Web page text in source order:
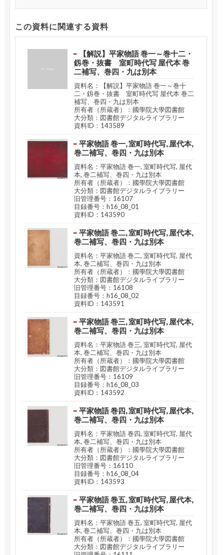
この資料に関連する資料
【解説】平家物語 巻一～巻十二・
釼巻・抜書 室町時代写 屋代本 巻
二補写、巻四・九は別本
資料名：【解説】平家物語 巻一～巻十
二・釼巻・抜書 室町時代写 屋代本 巻二
補写、巻四・九は別本
所有者（所蔵者）：國學院大學図書館
大分類：図書館デジタルライブラリー
資料ID：143589
平家物語 巻一, 室町時代写, 屋代本,
巻二補写、巻四・九は別本
資料名：平家物語 巻一, 室町時代写, 屋代
本, 巻二補写、巻四・九は別本
所有者（所蔵者）：國學院大學図書館
大分類：図書館デジタルライブラリー
旧管理番号：16107
目録番号：h16_08_01
資料ID：143590
平家物語 巻二, 室町時代写, 屋代本,
巻二補写、巻四・九は別本
資料名：平家物語 巻二, 室町時代写, 屋代
本, 巻二補写、巻四・九は別本
所有者（所蔵者）：國學院大學図書館
大分類：図書館デジタルライブラリー
旧管理番号：16108
目録番号：h16_08_02
資料ID：143591
平家物語 巻三, 室町時代写, 屋代本,
巻二補写、巻四・九は別本
資料名：平家物語 巻三, 室町時代写, 屋代
本, 巻二補写、巻四・九は別本
所有者（所蔵者）：國學院大學図書館
大分類：図書館デジタルライブラリー
旧管理番号：16109
目録番号：h16_08_03
資料ID：143592
平家物語 巻四, 室町時代写, 屋代本,
巻二補写、巻四・九は別本
資料名：平家物語 巻四, 室町時代写, 屋代
本, 巻二補写、巻四・九は別本
所有者（所蔵者）：國學院大學図書館
大分類：図書館デジタルライブラリー
旧管理番号：16110
目録番号：h16_08_04
資料ID：143593
平家物語 巻五, 室町時代写, 屋代本,
巻二補写、巻四・九は別本
資料名：平家物語 巻五, 室町時代写, 屋代
本, 巻二補写、巻四・九は別本
所有者（所蔵者）：國學院大學図書館
大分類：図書館デジタルライブラリー